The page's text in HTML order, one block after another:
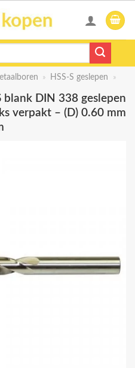
» HSS-S geslepen
»
blank DIN 338 geslepen
verpakt – (D) 0.60 mm